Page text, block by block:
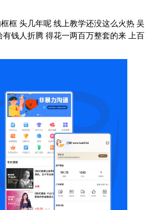
框 头几年呢 线上教学还没这么火热 吴
钱人折腾 得花一两百万整套的来 上百